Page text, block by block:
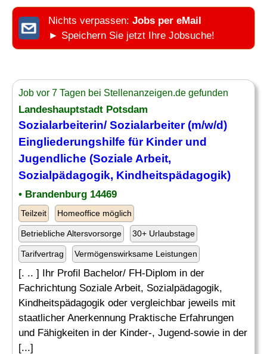
Nichts verpassen: Jobs per eMail
► Speichern Sie jetzt Ihre Jobsuche!
Job vor 7 Tagen bei Stellenanzeigen.de gefunden
Landeshauptstadt Potsdam
Sozialarbeiterin/ Sozialarbeiter (m/w/d)
Eingliederungshilfe für Kinder und
Jugendliche (Soziale Arbeit,
Sozialpädagogik, Kindheitspädagogik)
• Brandenburg 14469
Teilzeit Homeoffice möglich
Betriebliche Altersvorsorge 30+ Urlaubstage
Tarifvertrag Vermögenswirksame Leistungen
[. .. ] Ihr Profil Bachelor/ FH-Diplom in der
Fachrichtung Soziale Arbeit, Sozialpädagogik,
Kindheitspädagogik oder vergleichbar jeweils mit
staatlicher Anerkennung Praktische Erfahrungen
und Fähigkeiten in der Kinder-, Jugend-sowie in der
[...]